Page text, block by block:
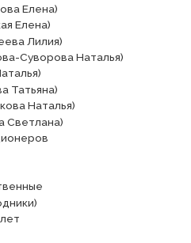
Елена)
Елена)
Лилия)
Суворова Наталья)
Татьяна)
Наталья)
Светлана)